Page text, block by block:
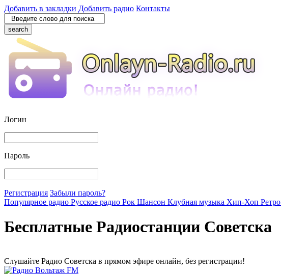
Добавить в закладки Добавить радио Контакты
search
Логин
Пароль
Регистрация Забыли пароль?
Популярное радио Русское радио Рок Шансон Клубная музыка Хип-Хоп Ретро
Бесплатные Радиостанции Советска
Cлушайте Радио Советска в прямом эфире онлайн, без регистрации!